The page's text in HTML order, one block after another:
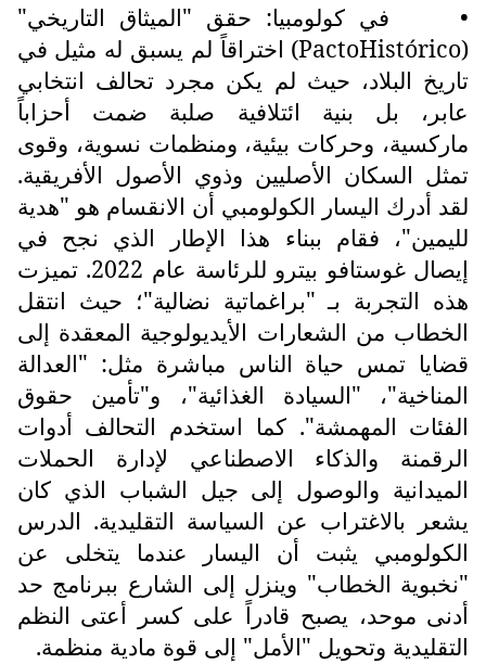
•
في كولومبيا: حقق "الميثاق التاريخي"
(
PactoHistórico) اختراقاً لم يسبق له مثيل في
تاريخ البلاد، حيث لم يكن مجرد تحالف انتخابي
عابر، بل بنية ائتلافية صلبة ضمت أحزاباً
ماركسية، وحركات بيئية، ومنظمات نسوية، وقوى
تمثل السكان الأصليين وذوي الأصول الأفريقية.
لقد أدرك اليسار الكولومبي أن الانقسام هو "هدية
لليمين"، فقام ببناء هذا الإطار الذي نجح في
إيصال غوستافو بيترو للرئاسة عام 2022. تميزت
هذه التجربة بـ "براغماتية نضالية"؛ حيث انتقل
الخطاب من الشعارات الأيديولوجية المعقدة إلى
قضايا تمس حياة الناس مباشرة مثل: "العدالة
المناخية"، "السيادة الغذائية"، و"تأمين حقوق
الفئات المهمشة". كما استخدم التحالف أدوات
الرقمنة والذكاء الاصطناعي لإدارة الحملات
الميدانية والوصول إلى جيل الشباب الذي كان
يشعر بالاغتراب عن السياسة التقليدية. الدرس
الكولومبي يثبت أن اليسار عندما يتخلى عن
"نخبوية الخطاب" وينزل إلى الشارع ببرنامج حد
أدنى موحد، يصبح قادراً على كسر أعتى النظم
التقليدية وتحويل "الأمل" إلى قوة مادية منظمة.